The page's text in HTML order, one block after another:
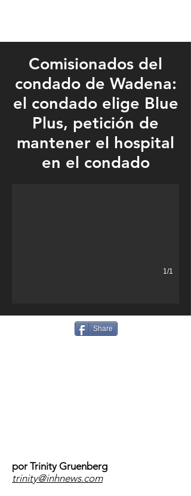
Comisionados del
condado de Wadena:
el condado elige Blue
Plus, petición de
mantener el hospital
en el condado
1/1
Share
por Trinity Gruenberg
trinity@inhnews.com